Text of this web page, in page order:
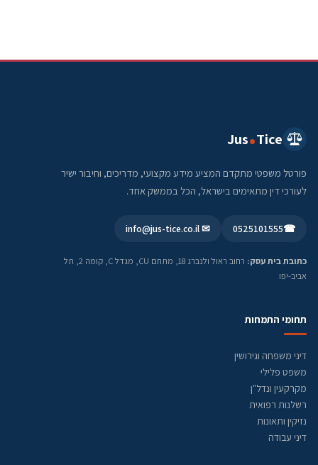
Jus Tice
פורטל משפטי מתקדם המציע מידע מקצועי, מדריכים, וחיבור ישיר
לעורכי דין מתאימים בישראל, הכל בממשק אחד.
☎
0525101555
✉ info@jus-tice.co.il
כתובת בית עסק:
רחוב ראול ולנברג 18, מתחם CU, מגדל C, קומה 2, תל
אביב-יפו
תחומי התמחות
דיני משפחה וגירושין
משפט פלילי
מקרקעין ונדל"ן
רשלנות רפואית
נזיקין ותאונות
דיני עבודה